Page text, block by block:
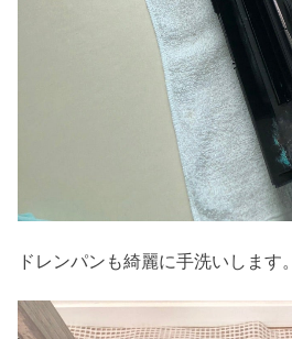
ドレンパンも綺麗に手洗いします。